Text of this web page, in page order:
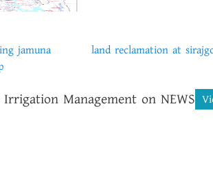
jamuna
land reclamation at
Management on NEWS